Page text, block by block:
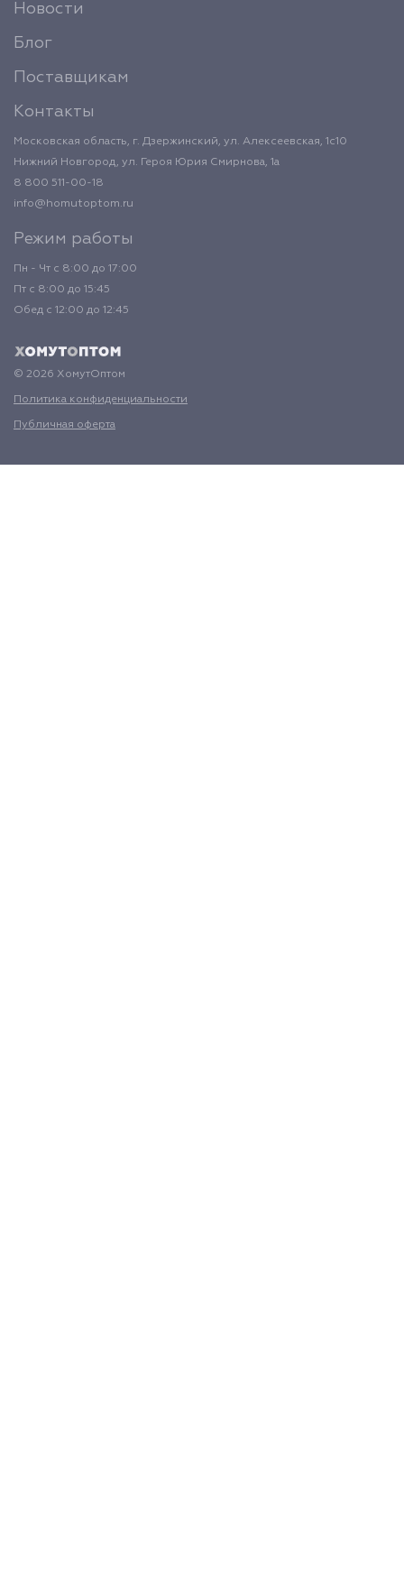
Новости
Блог
Поставщикам
Контакты
Московская область, г. Дзержинский, ул. Алексеевская, 1с10
Нижний Новгород, ул. Героя Юрия Смирнова, 1а
8 800 511-00-18
info@homutoptom.ru
Режим работы
Пн - Чт с 8:00 до 17:00
Пт с 8:00 до 15:45
Обед с 12:00 до 12:45
© 2026 ХомутОптом
Политика конфиденциальности
Публичная оферта